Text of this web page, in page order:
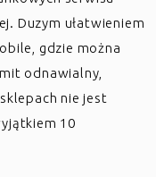
Duzym ułatwieniem
gdzie można
odnawialny,
nie jest
10